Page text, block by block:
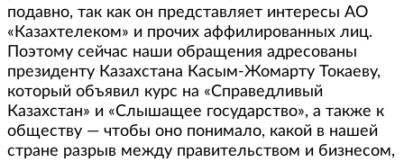
подавно, так как он представляет интересы АО
«Казахтелеком» и прочих аффилированных лиц.
Поэтому сейчас наши обращения адресованы
президенту Казахстана Касым-Жомарту Токаеву,
который объявил курс на «Справедливый
Казахстан» и «Слышащее государство», а также к
обществу — чтобы оно понимало, какой в нашей
стране разрыв между правительством и бизнесом,